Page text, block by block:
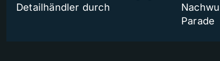
Detailhändler durch
Parade